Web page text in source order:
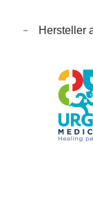
Hersteller